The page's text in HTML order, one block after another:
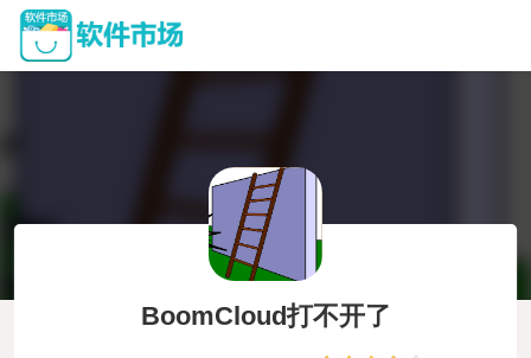
BoomCloud打不开了